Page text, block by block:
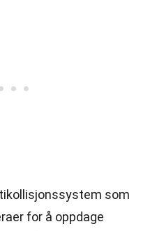
som
for å oppdage